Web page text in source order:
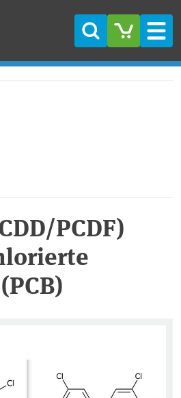
Suche
PCDF)